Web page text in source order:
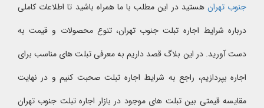
جنوب تهران هستید در این مطلب با ما همراه باشید تا اطلاعات کاملی
درباره شرایط اجاره تبلت جنوب تهران، تنوع محصولات و قیمت به
دست آورید. در این بلاگ قصد داریم به معرفی تبلت های مناسب برای
اجاره بپردازیم، راجع به شرایط اجاره تبلت صحبت کنیم و در نهایت
مقایسه قیمتی بین تبلت های موجود در بازار اجاره تبلت جنوب تهران